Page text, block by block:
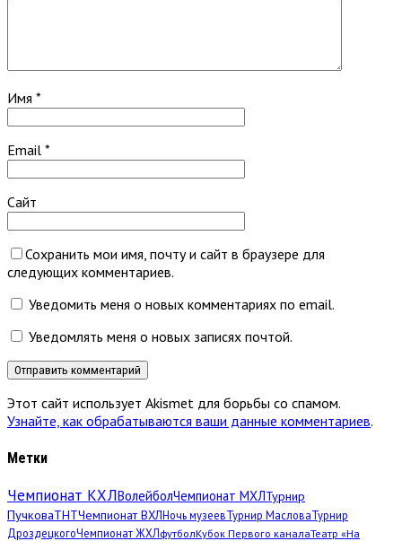
Имя *
Email *
Сайт
Сохранить мои имя, почту и сайт в браузере для
следующих комментариев.
Уведомить меня о новых комментариях по email.
Уведомлять меня о новых записях почтой.
Этот сайт использует Akismet для борьбы со спамом.
Узнайте, как обрабатываются ваши данные комментариев.
Метки
Чемпионат КХЛВолейболЧемпионат МХЛТурнир
ПучковаТНТЧемпионат ВХЛНочь музеевТурнир МасловаТурнир
ДроздецкогоЧемпионат ЖХЛфутболКубок Первого каналаТеатр «На